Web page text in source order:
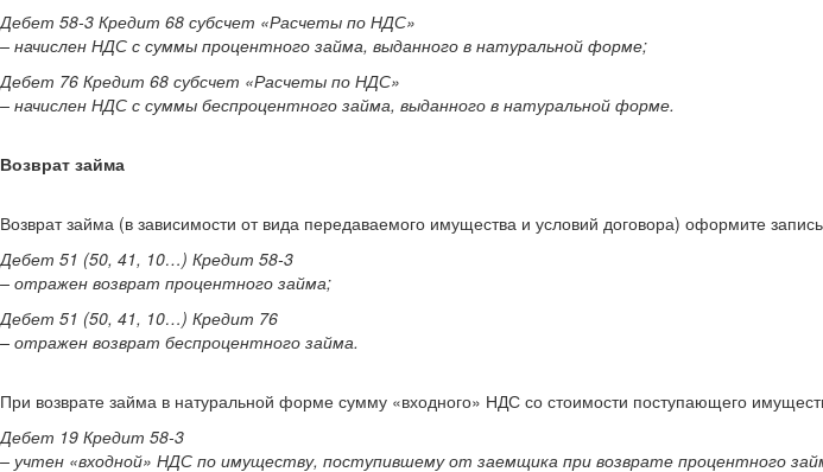
Дебет 58-3 Кредит 68 субсчет «Расчеты по НДС»
– начислен НДС с суммы процентного займа, выданного в натуральной форме;
Дебет 76 Кредит 68 субсчет «Расчеты по НДС»
– начислен НДС с суммы беспроцентного займа, выданного в натуральной форме.
Возврат займа
Возврат займа (в зависимости от вида передаваемого имущества и условий договора) оформите
Дебет 51 (50, 41, 10…) Кредит 58-3
– отражен возврат процентного займа;
Дебет 51 (50, 41, 10…) Кредит 76
– отражен возврат беспроцентного займа.
При возврате займа в натуральной форме сумму «входного» НДС со стоимости поступающего
Дебет 19 Кредит 58-3
– учтен «входной» НДС по имуществу, поступившему от заемщика при возврате процентного